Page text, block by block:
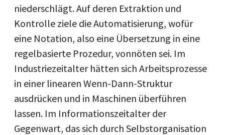
niederschlägt. Auf deren Extraktion und
Kontrolle ziele die Automatisierung, wofür
eine Notation, also eine Übersetzung in eine
regelbasierte Prozedur, vonnöten sei. Im
Industriezeitalter hätten sich Arbeitsprozesse
in einer linearen Wenn-Dann-Struktur
ausdrücken und in Maschinen überführen
lassen. Im Informationszeitalter der
Gegenwart, das sich durch Selbstorganisation